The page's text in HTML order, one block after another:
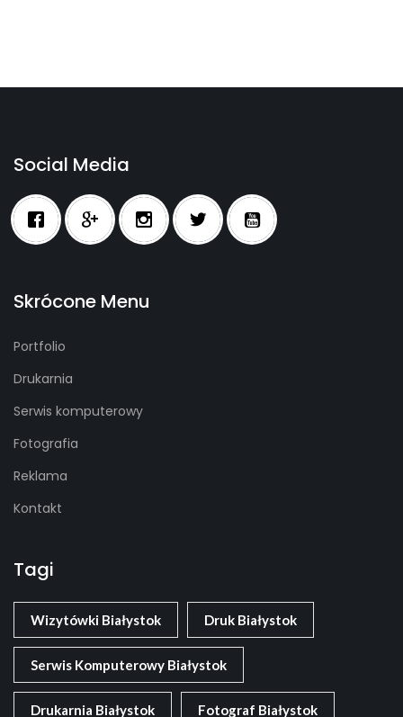
Social Media
Skrócone Menu
Portfolio
Drukarnia
Serwis komputerowy
Fotografia
Reklama
Kontakt
Tagi
Wizytówki Białystok Druk Białystok
Serwis Komputerowy Białystok
Drukarnia Białystok Fotograf Białystok